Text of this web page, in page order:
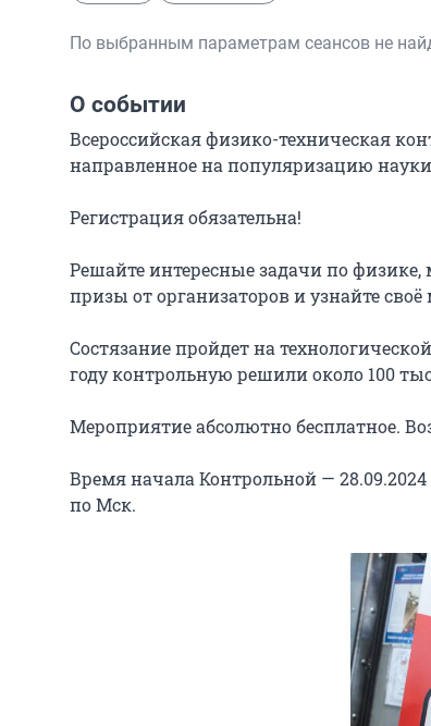
По выбранным параметрам сеансов не
О событии
Всероссийская физико-техническая
направленное на популяризацию
Регистрация обязательна!
Решайте интересные задачи по
призы от организаторов и узнайте
Состязание пройдет на
году контрольную решили около 100
Мероприятие абсолютно бесплатное.
Время начала Контрольной —
по Мск.